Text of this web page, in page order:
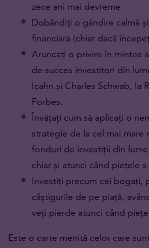
zece ani mai devreme
Dobândiți o gândire calmă
financiară (chiar dacă
Aruncați o privire în mintea
de succes investitori din
Icahn și Charles Schwab, la
Forbes.
Învățați cum să aplicați o
strategie de la cel mai mare
fonduri de investiții din
chiar și atunci când piețele
Investiți precum cei bogați,
câștigurile de pe piață,
veți pierde atunci când
Este o carte menită celor care